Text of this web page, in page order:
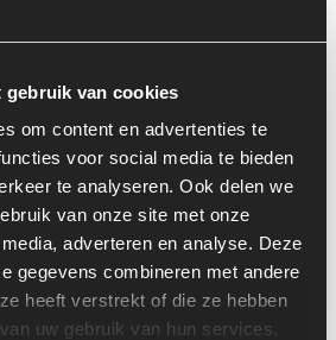
gebruik van cookies
om content en advertenties te
voor social media te bieden
te analyseren. Ook delen we
van onze site met onze
adverteren en analyse. Deze
gegevens combineren met andere
heeft verstrekt of die ze hebben
uw gebruik van hun services.
3X1
Deutz 1011 / 2011
Nederland